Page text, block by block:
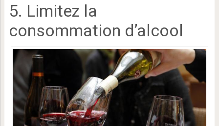
5. Limitez la
consommation d’alcool